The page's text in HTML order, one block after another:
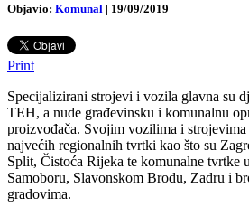
Objavio: Komunal | 19/09/2019
Print
Specijalizirani strojevi i vozila glavna su
TEH, a nude građevinsku i komunalnu
proizvođača. Svojim vozilima i
najvećih regionalnih tvrtki kao što su
Split, Čistoća Rijeka te komunalne
Samoboru, Slavonskom Brodu, Zadru i
gradovima.